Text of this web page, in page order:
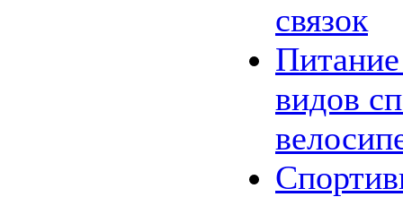
связок
видов